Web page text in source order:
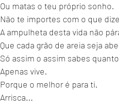
Ou matas o teu próprio sonho.
Não te importes com o que
A ampulheta desta vida não
Que cada grão de areia seja
Só assim o assim sabes
Apenas vive.
Porque o melhor é para ti.
Arrisca...